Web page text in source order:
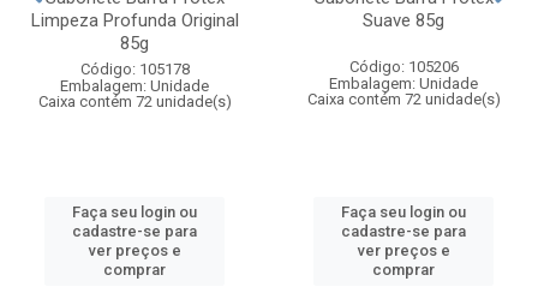
Limpeza Profunda Original
85g
Código: 105178
Embalagem: Unidade
Caixa contém 72 unidade(s)
Faça seu login ou
cadastre-se para
ver preços e
comprar
Suave 85g
Código: 105206
Embalagem: Unidade
Caixa contém 72 unidade(s)
Faça seu login ou
cadastre-se para
ver preços e
comprar